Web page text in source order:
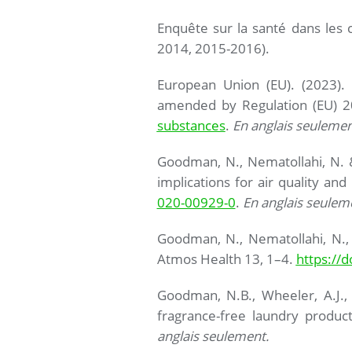
Enquête sur la santé dans les
2014, 2015-2016).
European Union (EU).
amended by Regulation (EU)
substances. En anglais
Goodman, N., Nematollahi,
implications for air quality
020-00929-0. En anglais
Goodman, N., Nematollahi,
Atmos Health 13, 1–4. https://
Goodman, N.B., Wheeler,
fragrance-free laundry
anglais seulement.